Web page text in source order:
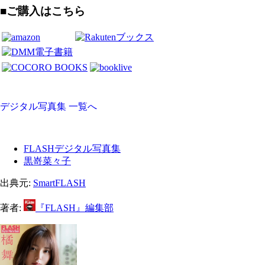
■ご購入はこちら
デジタル写真集 一覧へ
FLASHデジタル写真集
黒嵜菜々子
出典元: SmartFLASH
著者: 『FLASH』編集部